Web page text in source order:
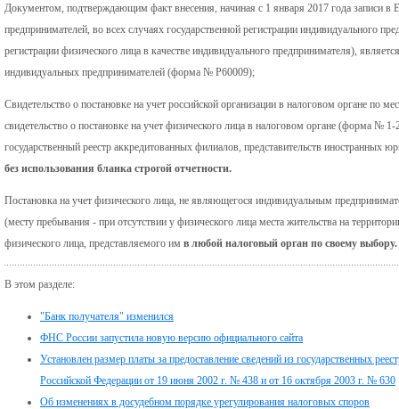
Документом, подтверждающим факт внесения, начиная с 1 января 2017 года записи в
предпринимателей, во всех случаях государственной регистрации индивидуального
регистрации физического лица в качестве индивидуального предпринимателя),
индивидуальных предпринимателей (форма № Р60009);
Свидетельство о постановке на учет российской организации в налоговом органе по
свидетельство о постановке на учет физического лица в налоговом органе (форма №
государственный реестр аккредитованных филиалов, представительств
без использования бланка строгой отчетности.
Постановка на учет физического лица, не являющегося индивидуальным
(месту пребывания - при отсутствии у физического лица места жительства на
физического лица, представляемого им в любой налоговый орган по своему выбору.
В этом разделе:
"Банк получателя" изменился
ФНС России запустила новую версию официального сайта
Установлен размер платы за предоставление сведений из государственных
Российской Федерации от 19 июня 2002 г. № 438 и от 16 октября 2003 г. № 630
Об изменениях в досудебном порядке урегулирования налоговых споров